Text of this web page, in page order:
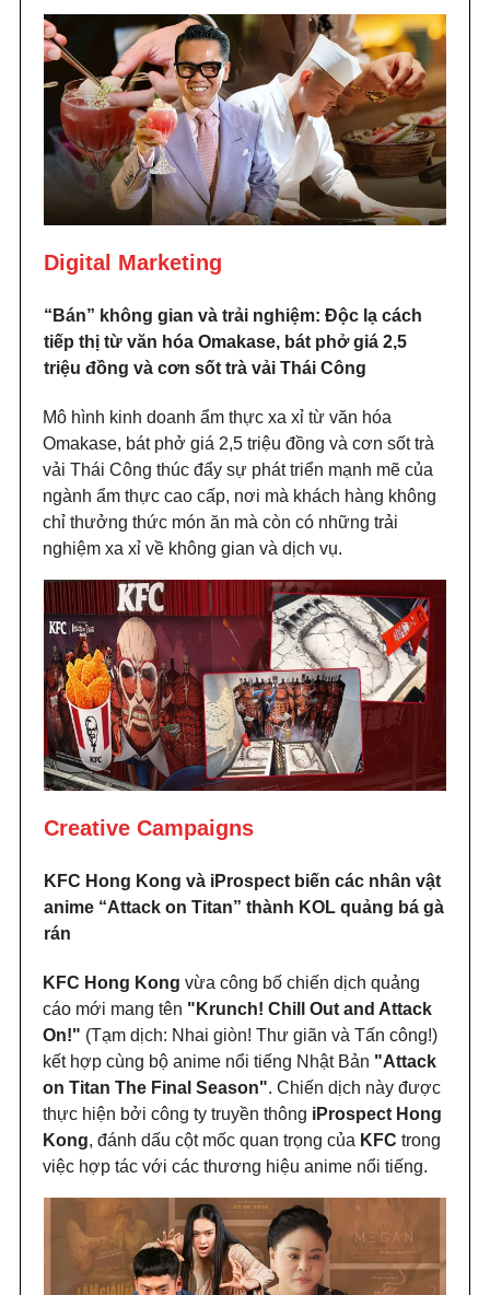
Digital Marketing
“Bán” không gian và trải nghiệm: Độc lạ cách
tiếp thị từ văn hóa Omakase, bát phở giá 2,5
triệu đồng và cơn sốt trà vải Thái Công
Mô hình kinh doanh ẩm thực xa xỉ từ văn hóa
Omakase, bát phở giá 2,5 triệu đồng và cơn sốt trà
vải Thái Công thúc đẩy sự phát triển mạnh mẽ của
ngành ẩm thực cao cấp, nơi mà khách hàng không
chỉ thưởng thức món ăn mà còn có những trải
nghiệm xa xỉ về không gian và dịch vụ.
Creative Campaigns
KFC Hong Kong và iProspect biến các nhân vật
anime “Attack on Titan” thành KOL quảng bá gà
rán
KFC Hong Kong vừa công bố chiến dịch quảng
cáo mới mang tên "Krunch! Chill Out and Attack
On!" (Tạm dịch: Nhai giòn! Thư giãn và Tấn công!)
kết hợp cùng bộ anime nổi tiếng Nhật Bản "Attack
on Titan The Final Season". Chiến dịch này được
thực hiện bởi công ty truyền thông iProspect Hong
Kong, đánh dấu cột mốc quan trọng của KFC trong
việc hợp tác với các thương hiệu anime nổi tiếng.